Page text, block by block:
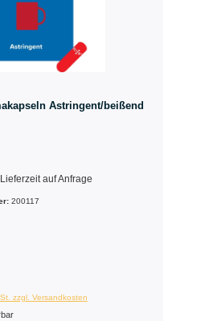
Astringent/beißend
auf Anfrage
200117
zzgl. Versandkosten